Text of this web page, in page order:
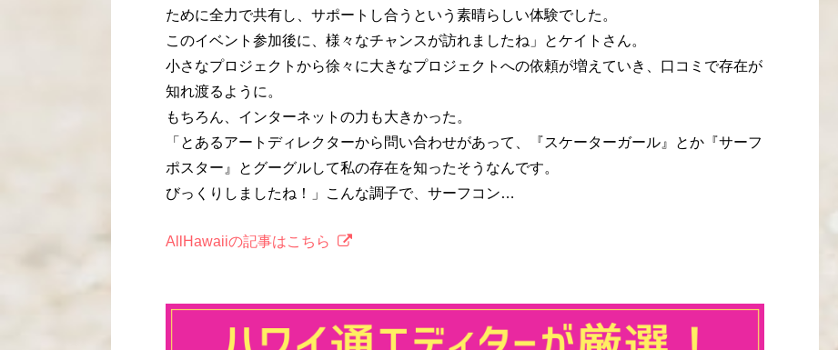
ために全力で共有し、サポートし合うという素晴らしい体験でした。
このイベント参加後に、様々なチャンスが訪れましたね」とケイトさん。
小さなプロジェクトから徐々に大きなプロジェクトへの依頼が増えていき、口コミで存在が
知れ渡るように。
もちろん、インターネットの力も大きかった。
「とあるアートディレクターから問い合わせがあって、『スケーターガール』とか『サーフ
ポスター』とグーグルして私の存在を知ったそうなんです。
びっくりしましたね！」こんな調子で、サーフコン…
AllHawaiiの記事はこちら